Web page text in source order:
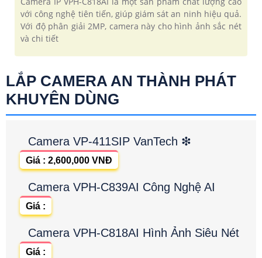
với công nghệ tiên tiến, giúp giám sát an ninh hiệu quả.
Với độ phân giải 2MP, camera này cho hình ảnh sắc nét
và chi tiết
LẮP CAMERA AN THÀNH PHÁT
KHUYÊN DÙNG
Camera VP-411SIP VanTech ❇
Giá : 2,600,000 VNĐ
Camera VPH-C839AI Công Nghệ AI
Giá :
Camera VPH-C818AI Hình Ảnh Siêu Nét
Giá :